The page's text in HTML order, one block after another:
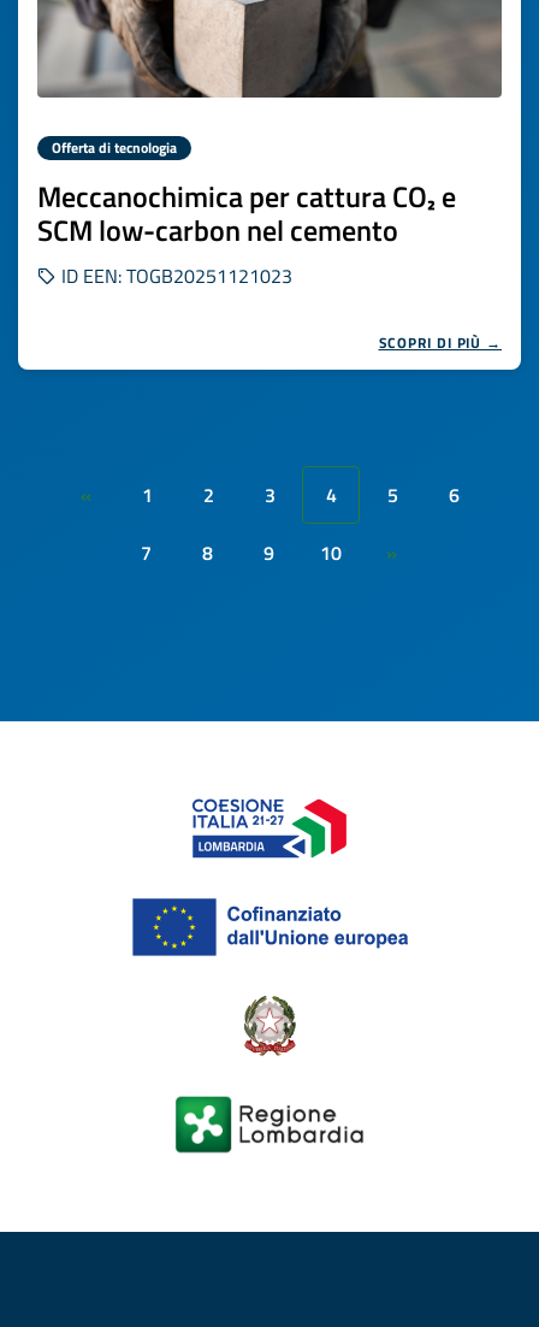
Offerta di tecnologia
Meccanochimica per cattura CO₂ e
SCM low-carbon nel cemento
ID EEN: TOGB20251121023
SCOPRI DI PIÙ →
« 1 2 3 4 5
6
7
8 9 10 »